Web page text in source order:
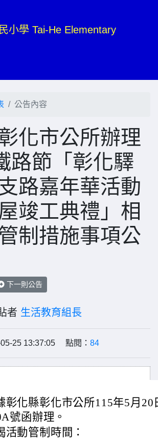
小學 Tai-He Elementary
公告內容
化市公所辦理
路節「彰化驛
路嘉年華活動
竣工典禮」相
制措施事項公
下一則公告
者 生活教育組長
25 13:37:05 點閱： 84
彰化縣彰化市公所115年5月
號函辦理。
活動管制時間：